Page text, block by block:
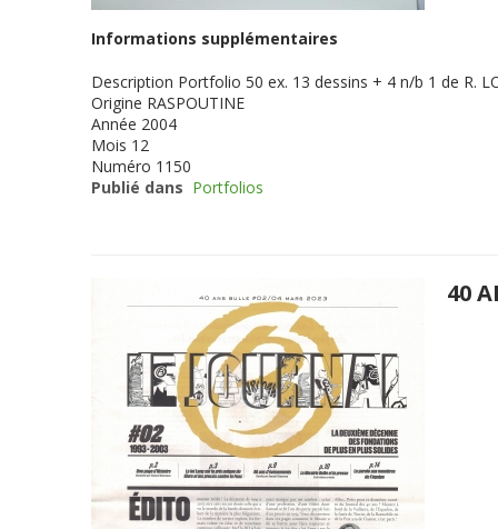
Informations supplémentaires
Description Portfolio 50 ex. 13 dessins + 4 n/b 1 de R.
Origine RASPOUTINE
Année 2004
Mois 12
Numéro 1150
Publié dans Portfolios
40